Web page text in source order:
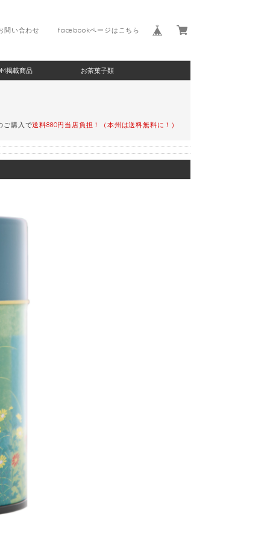
facebookページはこちら
問い合わせ
掲載商品 お茶菓子類
ご購入で送料880円当店負担！（本州は送料無料に！）